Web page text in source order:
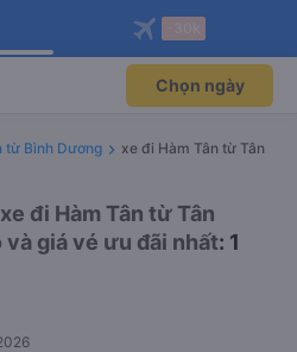
ngay!
viên độc
Mở app
đặt vé máy bay qua
Mở app
Chọn ngày
từ Bình Dương
xe đi Hàm Tân từ Tân
đi Hàm Tân từ Tân
giá vé ưu đãi nhất: 1